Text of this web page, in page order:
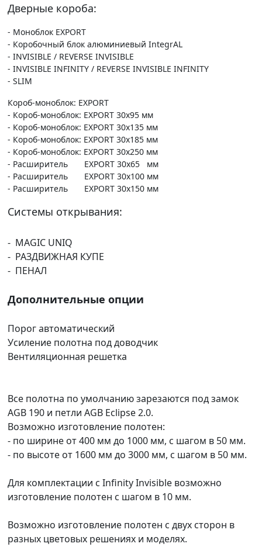
Дверные короба:
- Моноблок EXPORT
- Коробочный блок алюминиевый IntegrAL
- INVISIBLE / REVERSE INVISIBLE
- INVISIBLE INFINITY / REVERSE INVISIBLE INFINITY
- SLIM
Короб-моноблок: EXPORT
- Короб-моноблок: EXPORT 30х95 мм
- Короб-моноблок: EXPORT 30х135 мм
- Короб-моноблок: EXPORT 30х185 мм
- Короб-моноблок: EXPORT 30х250 мм
- Расширитель EXPORT 30х65 мм
- Расширитель EXPORT 30х100 мм
- Расширитель EXPORT 30х150 мм
Системы открывания:
- MAGIC UNIQ
- РАЗДВИЖНАЯ КУПЕ
- ПЕНАЛ
Дополнительные опции
Порог автоматический
Усиление полотна под доводчик
Вентиляционная решетка
Все полотна по умолчанию зарезаются под замок
AGB 190 и петли AGB Eclipse 2.0.
Возможно изготовление полотен:
- по ширине от 400 мм до 1000 мм, с шагом в 50 мм.
- по высоте от 1600 мм до 3000 мм, с шагом в 50 мм.
Для комплектации с Infinity Invisible возможно
изготовление полотен с шагом в 10 мм.
Возможно изготовление полотен с двух сторон в
разных цветовых решениях и моделях.